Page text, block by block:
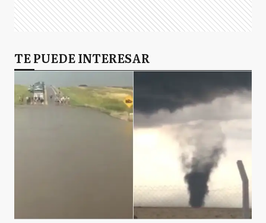
TE PUEDE INTERESAR